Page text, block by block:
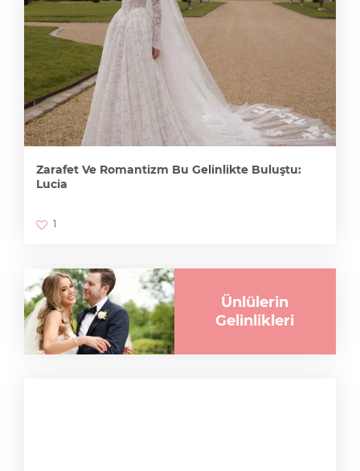
Zarafet Ve Romantizm Bu Gelinlikte Buluştu:
Lucia
1
Ünlülerin
Gelinlikleri